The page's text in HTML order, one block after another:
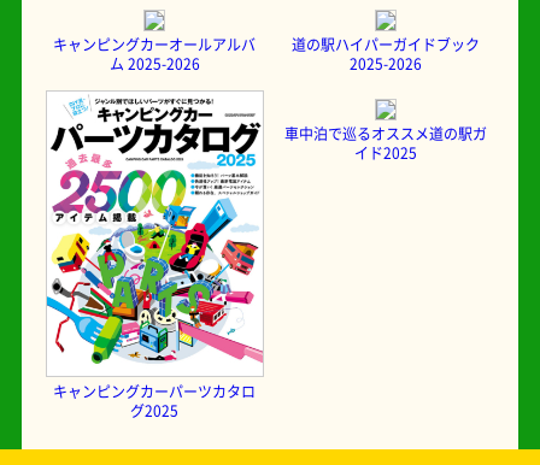
キャンピングカーオールアルバ
ム 2025-2026
道の駅ハイパーガイドブック
2025-2026
キャンピングカーパーツカタロ
グ2025
車中泊で巡るオススメ道の駅ガ
イド2025